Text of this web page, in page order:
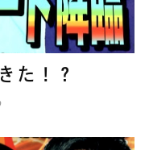
た！？